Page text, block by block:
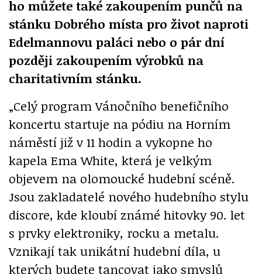
ho můžete také zakoupením punčů na
stánku Dobrého místa pro život naproti
Edelmannovu paláci nebo o pár dní
později zakoupením výrobků na
charitativním stánku.
„Celý program Vánočního benefičního
koncertu startuje na pódiu na Horním
náměstí již v 11 hodin a vykopne ho
kapela Ema White, která je velkým
objevem na olomoucké hudební scéně.
Jsou zakladatelé nového hudebního stylu
discore, kde kloubí známé hitovky 90. let
s prvky elektroniky, rocku a metalu.
Vznikají tak unikátní hudební díla, u
kterých budete tancovat jako smyslů